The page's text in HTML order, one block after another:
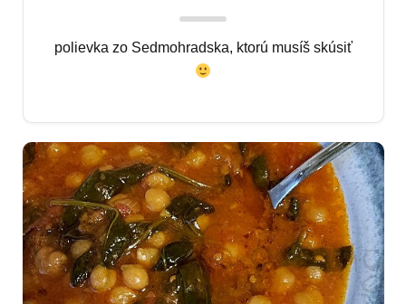
polievka zo Sedmohradska, ktorú musíš skúsiť